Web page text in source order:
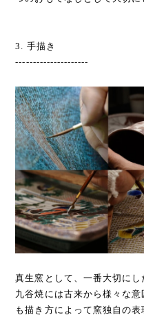
3. 手描き
---------------------
真生窯として、一番大切にし
九谷焼には古来から様々な
も描き方によって窯独自の表